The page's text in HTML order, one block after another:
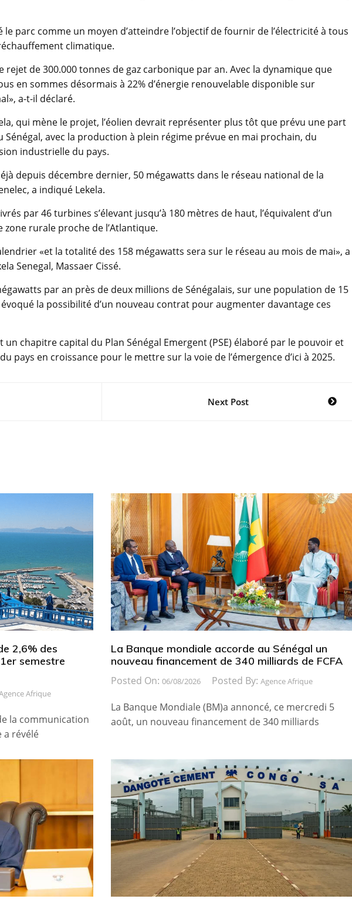
parc comme un moyen d’atteindre l’objectif de fournir de l’électricité à tous
climatique.
rejet de 300.000 tonnes de gaz carbonique par an. Avec la dynamique que
en sommes désormais à 22% d’énergie renouvelable disponible sur
a-t-il déclaré.
qui mène le projet, l’éolien devrait représenter plus tôt que prévu une part
avec la production à plein régime prévue en mai prochain, du
industrielle du pays.
depuis décembre dernier, 50 mégawatts dans le réseau national de la
a indiqué Lekela.
par 46 turbines s’élevant jusqu’à 180 mètres de haut, l’équivalent d’un
rurale proche de l’Atlantique.
«et la totalité des 158 mégawatts sera sur le réseau au mois de mai», a
Senegal, Massaer Cissé.
par an près de deux millions de Sénégalais, sur une population de 15
la possibilité d’un nouveau contrat pour augmenter davantage ces
chapitre capital du Plan Sénégal Emergent (PSE) élaboré par le pouvoir et
pays en croissance pour le mettre sur la voie de l’émergence d’ici à 2025.
Next Post
2,6% des
semestre
Afrique
la communication
a révélé
La Banque mondiale accorde au Sénégal un
nouveau financement de 340 milliards de FCFA
Posted On: 06/08/2026 Posted By: Agence Afrique
La Banque Mondiale (BM)a annoncé, ce mercredi 5
août, un nouveau financement de 340 milliards